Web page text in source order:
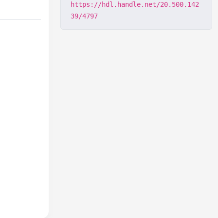
https://hdl.handle.net/20.500.142
39/4797